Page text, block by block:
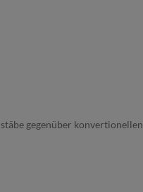
gegenüber